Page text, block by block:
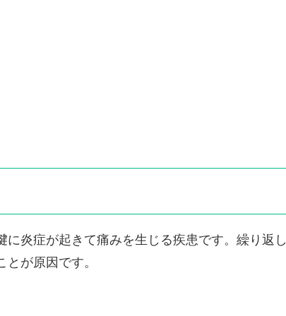
炎症が起きて痛みを生じる疾患です。繰り返し
が原因です。